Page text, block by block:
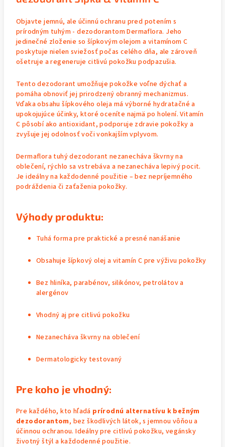
Objavte jemnú, ale účinnú ochranu pred potením s
prírodným tuhým - dezodorantom Dermaflora. Jeho
jedinečné zloženie so šípkovým olejom a vitamínom C
poskytuje nielen sviežosť počas celého dňa, ale zároveň
ošetruje a regeneruje citlivú pokožku podpazušia.
Tento dezodorant umožňuje pokožke voľne dýchať a
pomáha obnoviť jej prirodzený obranný mechanizmus.
Vďaka obsahu šípkového oleja má výborné hydratačné a
upokojujúce účinky, ktoré oceníte najmä po holení. Vitamín
C pôsobí ako antioxidant, podporuje zdravie pokožky a
zvyšuje jej odolnosť voči vonkajším vplyvom.
Dermaflora tuhý dezodorant nezanecháva škvrny na
oblečení, rýchlo sa vstrebáva a nezanecháva lepivý pocit.
Je ideálny na každodenné použitie – bez nepríjemného
podráždenia či zaťaženia pokožky.
Výhody produktu:
Tuhá forma pre praktické a presné nanášanie
Obsahuje šípkový olej a vitamín C pre výživu pokožky
Bez hliníka, parabénov, silikónov, petrolátov a
alergénov
Vhodný aj pre citlivú pokožku
Nezanecháva škvrny na oblečení
Dermatologicky testovaný
Pre koho je vhodný:
Pre každého, kto hľadá prírodnú alternatívu k bežným
dezodorantom, bez škodlivých látok, s jemnou vôňou a
účinnou ochranou. Ideálny pre citlivú pokožku, vegánsky
životný štýl a každodenné použitie.